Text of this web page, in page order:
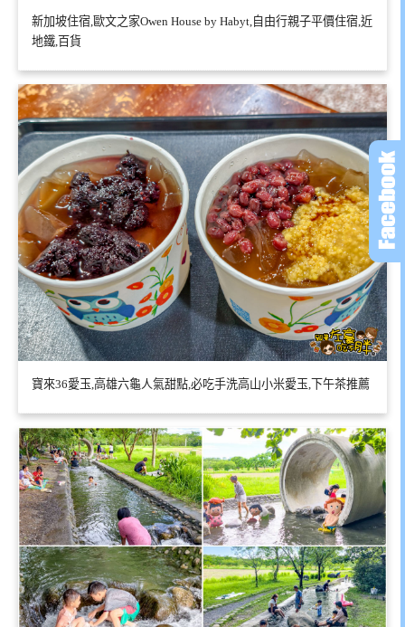
新加坡住宿,歐文之家Owen House by Habyt,自由行親子平價住宿,近
地鐵,百貨
寶來36愛玉,高雄六龜人氣甜點,必吃手洗高山小米愛玉,下午茶推薦